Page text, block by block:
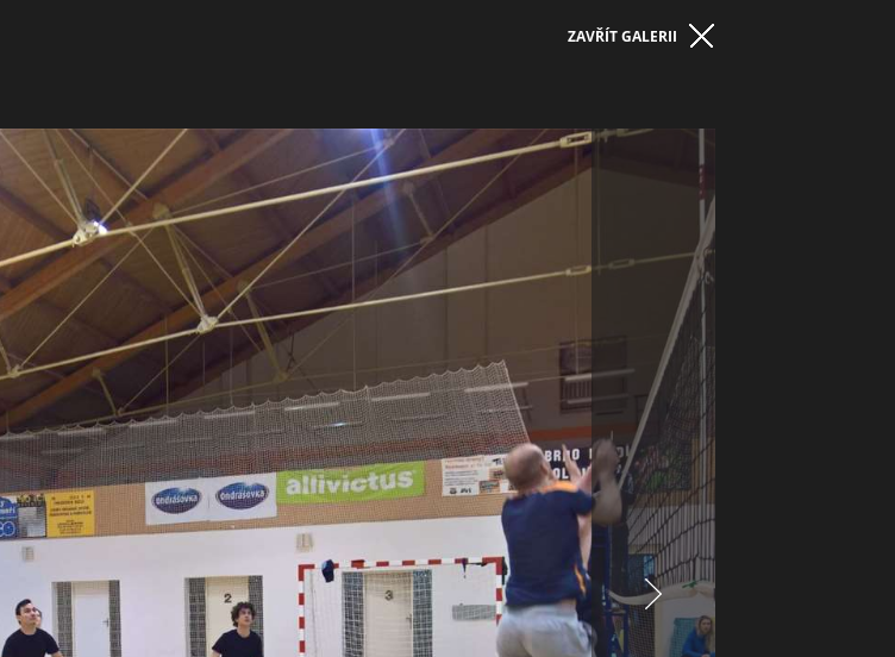
ZAVŘÍT GALERII